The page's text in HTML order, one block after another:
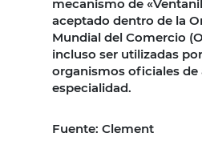
mecanismo de
aceptado dentro de la
Mundial del Comercio
incluso ser utilizadas
organismos oficiales de
especialidad.
Fuente: Clement